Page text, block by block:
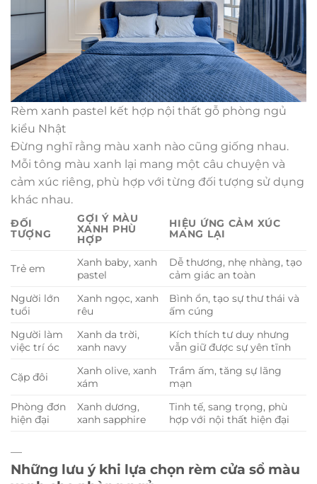
Rèm xanh pastel kết hợp nội thất gỗ phòng ngủ
kiểu Nhật
Đừng nghĩ rằng màu xanh nào cũng giống nhau.
Mỗi tông màu xanh lại mang một câu chuyện và
cảm xúc riêng, phù hợp với từng đối tượng sử dụng
khác nhau.
ĐỐI
TƯỢNG
GỢI Ý MÀU
XANH PHÙ
HỢP
HIỆU ỨNG CẢM XÚC
MANG LẠI
Trẻ em
Xanh baby, xanh
pastel
Dễ thương, nhẹ nhàng, tạo
cảm giác an toàn
Người lớn
tuổi
Xanh ngọc, xanh
rêu
Bình ổn, tạo sự thư thái và
ấm cúng
Người làm
việc trí óc
Xanh da trời,
xanh navy
Kích thích tư duy nhưng
vẫn giữ được sự yên tĩnh
Cặp đôi
Xanh olive, xanh
xám
Trầm ấm, tăng sự lãng
mạn
Phòng đơn
hiện đại
Xanh dương,
xanh sapphire
Tinh tế, sang trọng, phù
hợp với nội thất hiện đại
—
Những lưu ý khi lựa chọn rèm cửa sổ màu